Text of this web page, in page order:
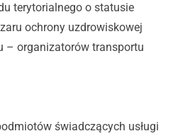
terytorialnego o statusie
ochrony uzdrowiskowej
– organizatorów transportu
świadczących usługi